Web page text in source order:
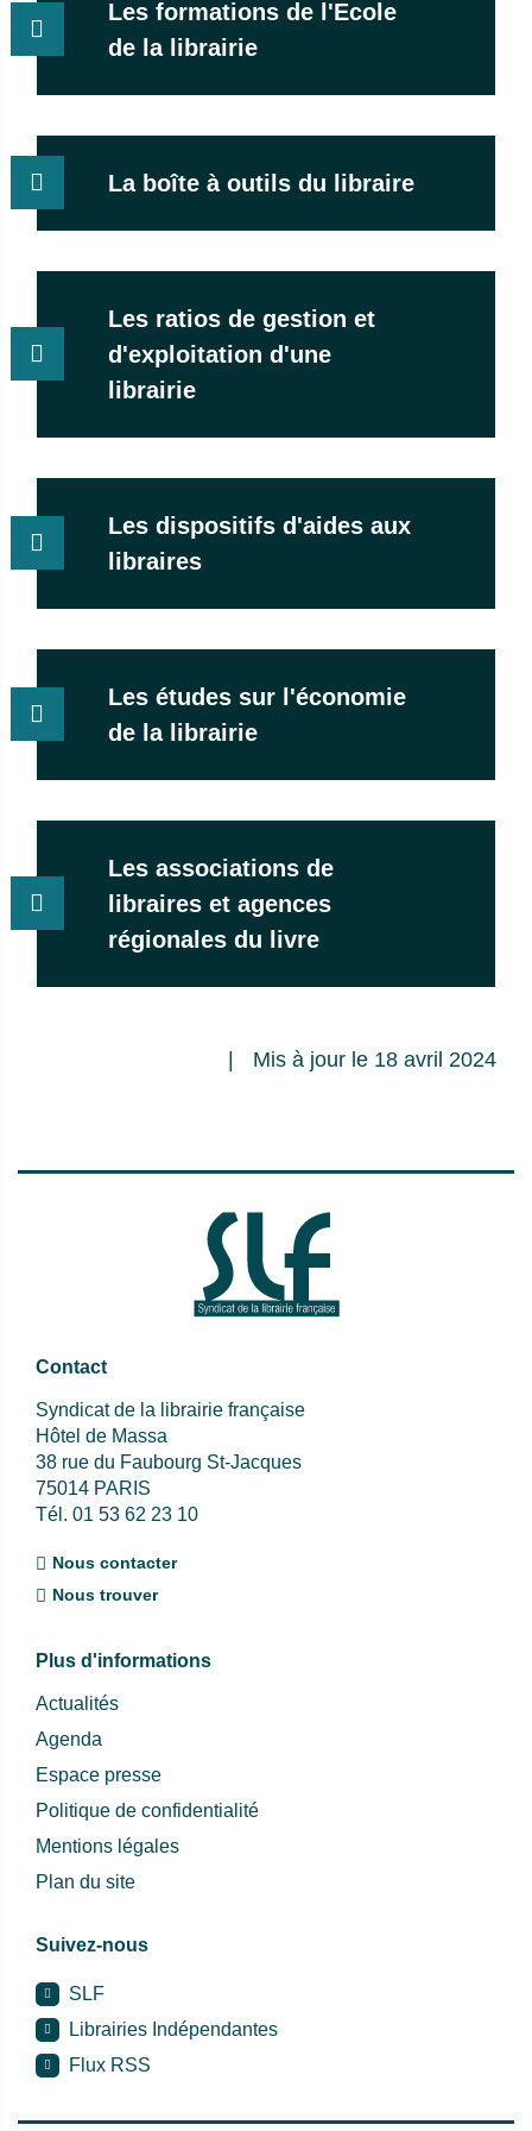
Les formations de l'Ecole
de la librairie
La boîte à outils du libraire
Les ratios de gestion et
d'exploitation d'une
librairie
Les dispositifs d'aides aux
libraires
Les études sur l'économie
de la librairie
Les associations de
libraires et agences
régionales du livre
Mis à jour le 18 avril 2024
Contact
Syndicat de la librairie française
Hôtel de Massa
38 rue du Faubourg St-Jacques
75014 PARIS
Tél. 01 53 62 23 10
Nous contacter
Nous trouver
Plus d'informations
Actualités
Agenda
Espace presse
Politique de confidentialité
Mentions légales
Plan du site
Suivez-nous
SLF
Librairies Indépendantes
Flux RSS